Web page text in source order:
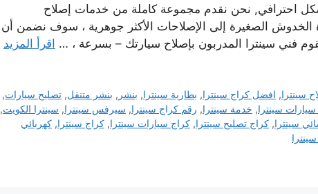
احترافي, نحن نقدم مجموعة كاملة من خدمات إصلاح
الخدوش الصغيرة إلى الإصلاحات الأكثر جوهرية ، سوف نضمن أن
فني سينترا المدربون بإصلاح سيارتك – بسرعة ، … اقرأ المزيد
سينترا, افضل كراج سينترا, بطارية سينترا, بنشر , بنشر متنقل,تصليح سيارات,
سينترا, خدمة سينترا, رقم كراج سينترا, سيرفس سينترا, سينترا الكويت,
سينترا, كراج تصليح سينترا, كراج سيارات سينترا, كراج سينترا, كهربائي